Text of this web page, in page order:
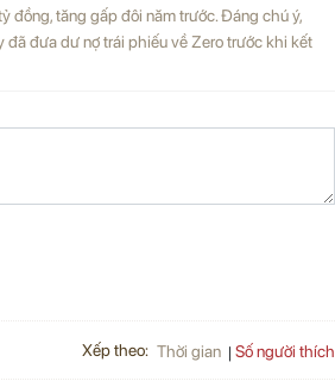
đồng, tăng gấp đôi năm trước. Đáng chú ý,
đã đưa dư nợ trái phiếu về Zero trước khi kết
Xếp theo: Thời gian Số người thích